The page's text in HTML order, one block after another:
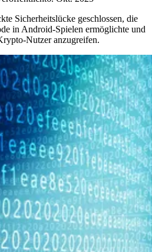
Sicherheitslücke geschlossen, die
in Android-Spielen ermöglichte und
Nutzer anzugreifen.